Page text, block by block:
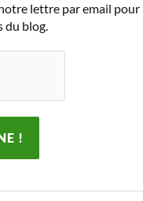
lettre par email pour
du blog.